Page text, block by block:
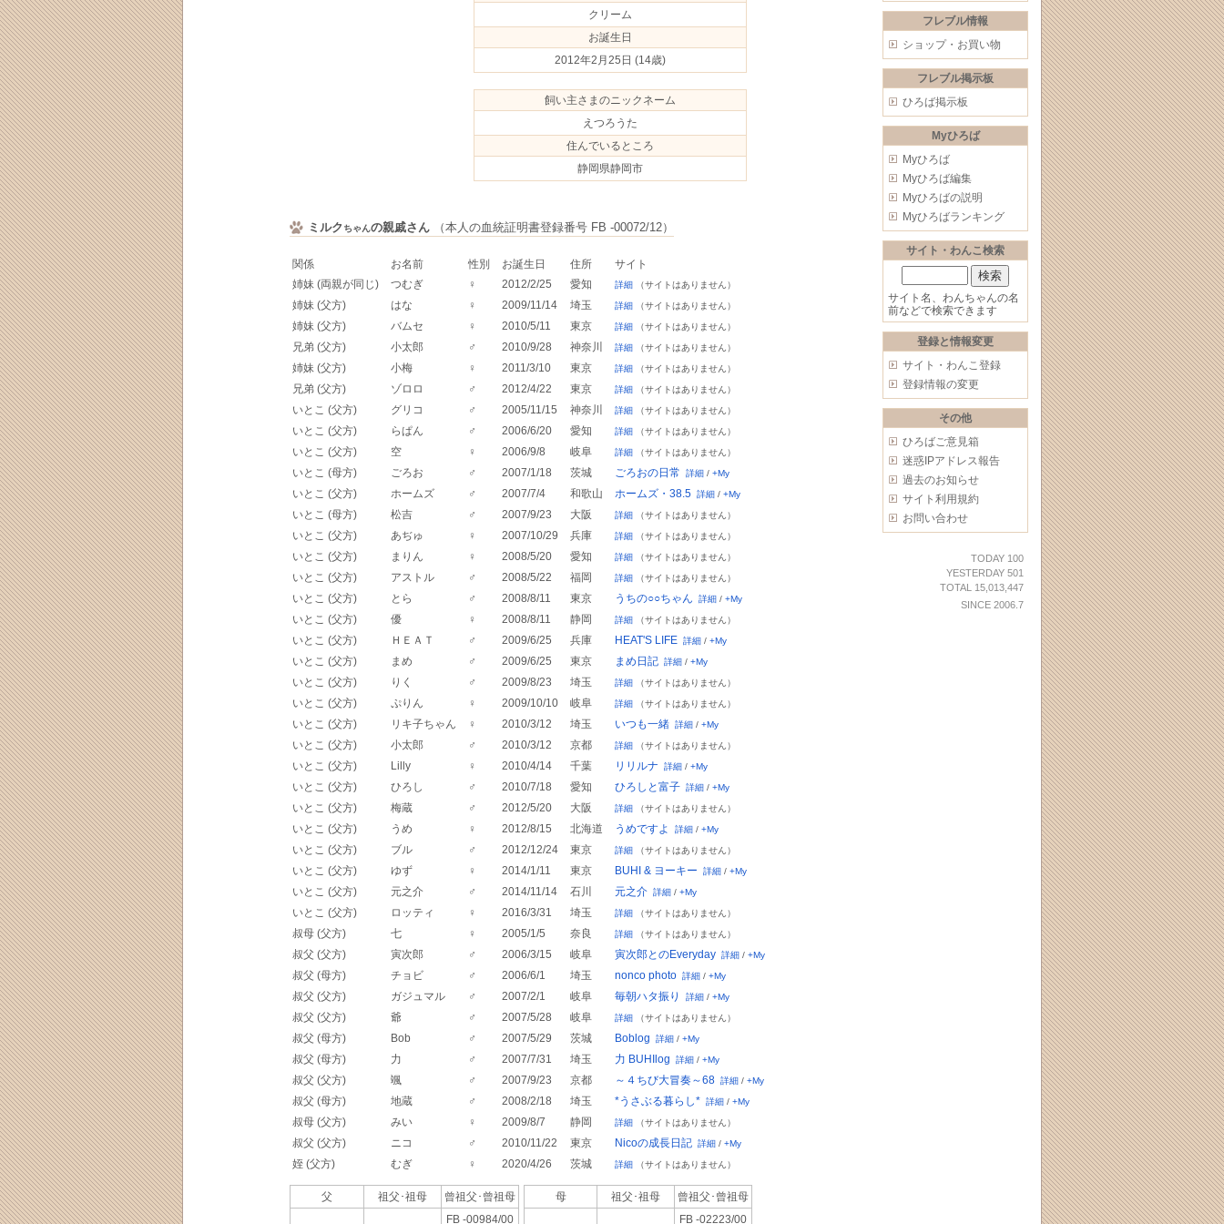
フレブル情報
ショップ・お買い物
フレブル掲示板
ひろば掲示板
Myひろば
Myひろば
Myひろば編集
Myひろばの説明
Myひろばランキング
サイト・わんこ検索
サイト名、わんちゃんの名
前などで検索できます
登録と情報変更
サイト・わんこ登録
登録情報の変更
その他
ひろばご意見箱
迷惑IPアドレス報告
過去のお知らせ
サイト利用規約
お問い合わせ
TODAY 100
YESTERDAY 501
TOTAL 15,013,447
SINCE 2006.7
クリーム
お誕生日
2012年2月25日 (14歳)
飼い主さまのニックネーム
えつろうた
住んでいるところ
静岡県静岡市
ミルク ちゃんの親戚さん （本人の血統証明書登録番号 FB -00072/12）
関係 お名前 性別 お誕生日 住所
サイト
姉妹 (両親が同じ)
つむぎ ♀ 2012/2/25 愛知 詳細 （サイトはありません）
姉妹 (父方) はな ♀ 2009/11/14 埼玉 詳細 （サイトはありません）
姉妹 (父方) バムセ ♀ 2010/5/11 東京 詳細 （サイトはありません）
兄弟 (父方) 小太郎 ♂ 2010/9/28 神奈川 詳細 （サイトはありません）
姉妹 (父方) 小梅 ♀ 2011/3/10 東京 詳細 （サイトはありません）
兄弟 (父方) ゾロロ ♂ 2012/4/22 東京 詳細 （サイトはありません）
いとこ (父方) グリコ ♂ 2005/11/15 神奈川 詳細 （サイトはありません）
いとこ (父方) らぱん ♂ 2006/6/20 愛知 詳細 （サイトはありません）
いとこ (父方) 空 ♀ 2006/9/8 岐阜 詳細 （サイトはありません）
いとこ (母方) ごろお ♂ 2007/1/18 茨城 ごろおの日常 詳細 / +My
いとこ (父方) ホームズ ♂ 2007/7/4 和歌山 ホームズ・38.5 詳細 / +My
いとこ (母方) 松吉 ♂ 2007/9/23 大阪 詳細 （サイトはありません）
いとこ (父方) あぢゅ ♀ 2007/10/29 兵庫 詳細 （サイトはありません）
いとこ (父方) まりん ♀ 2008/5/20 愛知 詳細 （サイトはありません）
いとこ (父方) アストル ♂ 2008/5/22 福岡 詳細 （サイトはありません）
いとこ (父方) とら ♂ 2008/8/11 東京 うちの○○ちゃん 詳細 / +My
いとこ (父方) 優 ♀ 2008/8/11 静岡 詳細 （サイトはありません）
いとこ (父方) ＨＥＡＴ ♂ 2009/6/25 兵庫 HEAT'S LIFE 詳細 / +My
いとこ (父方) まめ ♂ 2009/6/25 東京 まめ日記 詳細 / +My
いとこ (父方) りく ♂ 2009/8/23 埼玉 詳細 （サイトはありません）
いとこ (父方) ぷりん ♀ 2009/10/10 岐阜 詳細 （サイトはありません）
いとこ (父方) リキ子ちゃん ♀ 2010/3/12 埼玉 いつも一緒 詳細 / +My
いとこ (父方) 小太郎 ♂ 2010/3/12 京都 詳細 （サイトはありません）
いとこ (父方) Lilly ♀ 2010/4/14 千葉 リリルナ 詳細 / +My
いとこ (父方) ひろし ♂ 2010/7/18 愛知 ひろしと富子 詳細 / +My
いとこ (父方) 梅蔵 ♂ 2012/5/20 大阪 詳細 （サイトはありません）
いとこ (父方) うめ ♀ 2012/8/15 北海道 うめですよ 詳細 / +My
いとこ (父方) ブル ♂ 2012/12/24 東京 詳細 （サイトはありません）
いとこ (父方) ゆず ♀ 2014/1/11 東京 BUHI & ヨーキー 詳細 / +My
いとこ (父方) 元之介 ♂ 2014/11/14 石川 元之介 詳細 / +My
いとこ (父方) ロッティ ♀ 2016/3/31 埼玉 詳細 （サイトはありません）
叔母 (父方) 七 ♀ 2005/1/5 奈良 詳細 （サイトはありません）
叔父 (父方) 寅次郎 ♂ 2006/3/15 岐阜 寅次郎とのEveryday 詳細 / +My
叔父 (母方) チョビ ♂ 2006/6/1 埼玉 nonco photo 詳細 / +My
叔父 (父方) ガジュマル ♂ 2007/2/1 岐阜 毎朝ハタ振り 詳細 / +My
叔父 (父方) 爺 ♂ 2007/5/28 岐阜 詳細 （サイトはありません）
叔父 (母方) Bob ♂ 2007/5/29 茨城 Boblog 詳細 / +My
叔父 (母方) 力 ♂ 2007/7/31 埼玉 力 BUHIlog 詳細 / +My
叔父 (父方) 颯 ♂ 2007/9/23 京都 ～４ちび大冒奏～68 詳細 / +My
叔父 (母方) 地蔵 ♂ 2008/2/18 埼玉 *うさぶる暮らし* 詳細 / +My
叔母 (父方) みい ♀ 2009/8/7 静岡 詳細 （サイトはありません）
叔父 (父方) ニコ ♂ 2010/11/22 東京 Nicoの成長日記 詳細 / +My
姪 (父方) むぎ ♀ 2020/4/26 茨城 詳細 （サイトはありません）
父 祖父･祖母 曾祖父･ 曾祖母
FB -00984/00
母 祖父･祖母 曾祖父･ 曾祖母
FB -02223/00